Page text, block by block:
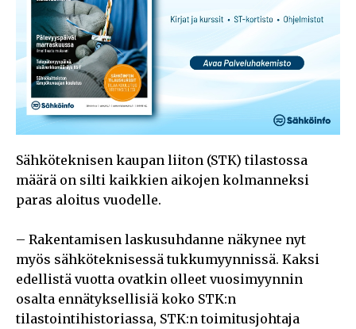
Sähköteknisen kaupan liiton (STK) tilastossa
määrä on silti kaikkien aikojen kolmanneksi
paras aloitus vuodelle.
– Rakentamisen laskusuhdanne näkynee nyt
myös sähköteknisessä tukkumyynnissä. Kaksi
edellistä vuotta ovatkin olleet vuosimyynnin
osalta ennätyksellisiä koko STK:n
tilastointihistoriassa, STK:n toimitusjohtaja